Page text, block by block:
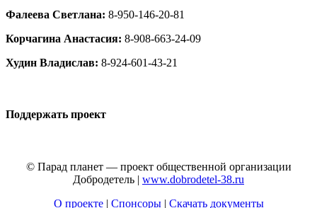
Фалеева Светлана: 8-950-146-20-81
Корчагина Анастасия: 8-908-663-24-09
Худин Владислав: 8-924-601-43-21
Поддержать проект
© Парад планет — проект общественной организации
Добродетель | www.dobrodetel-38.ru
О проекте| Спонсоры| Скачать документы